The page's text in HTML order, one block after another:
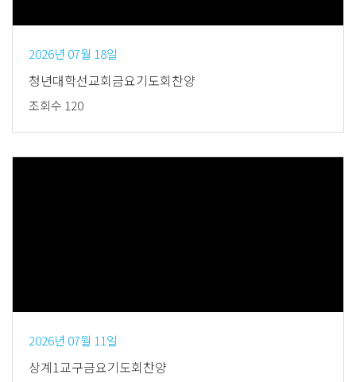
2026년 07월 18일
청년대학선교회금요기도회찬양
조회수 120
2026년 07월 11일
상계1교구금요기도회찬양